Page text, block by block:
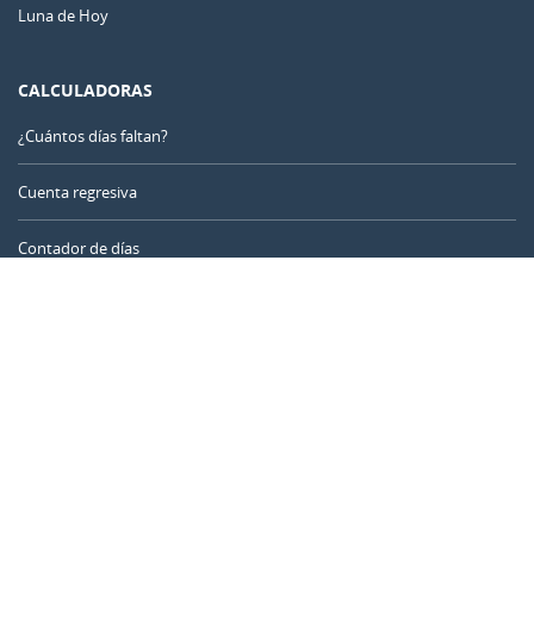
Luna de Hoy
CALCULADORAS
¿Cuántos días faltan?
Cuenta regresiva
Contador de días